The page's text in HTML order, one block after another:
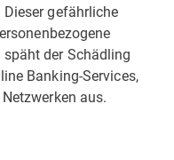
gefährliche
der Schädling
Banking-Services,
aus.